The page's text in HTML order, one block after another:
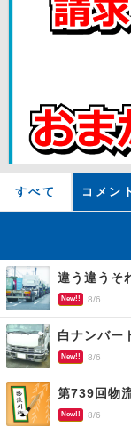
すべて コメン
New!! 8/6
New!! 8/6
第739回物
New!! 8/6